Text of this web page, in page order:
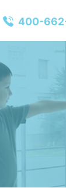
400-